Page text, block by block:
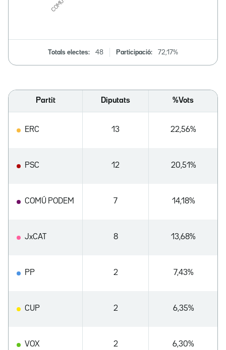
Totals electes: 48 Participació: 72,17%
Partit Diputats %Vots
ERC 13 22,56%
PSC 12 20,51%
COMÚ PODEM 7 14,18%
JxCAT 8 13,68%
PP 2 7,43%
CUP 2 6,35%
VOX 2 6,30%